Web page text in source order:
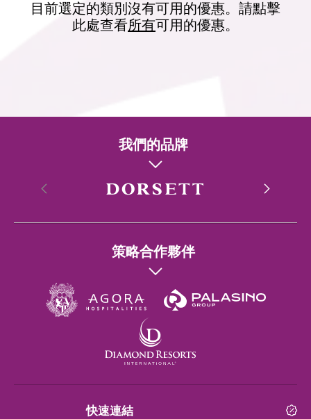
目前選定的類別沒有可用的優惠。請點擊
此處查看所有可用的優惠。
我們的品牌
Singapore
Wuhan
London
Shanghai
策略合作夥伴
快速連結